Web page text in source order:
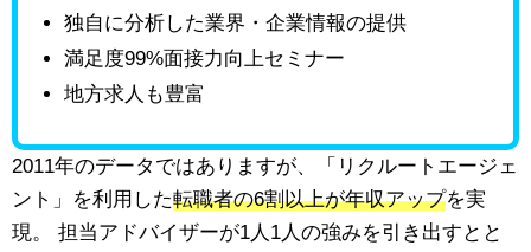
独自に分析した業界・企業情報の提供
満足度99%面接力向上セミナー
地方求人も豊富
2011年のデータではありますが、「リクルートエージェ
ント」を利用した転職者の6割以上が年収アップを実
現。 担当アドバイザーが1人1人の強みを引き出すとと